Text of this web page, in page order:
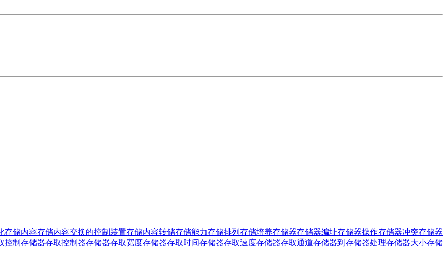
存储内容存储内容交换的控制装置存储内容转储存储能力存储排列 存储培养存储器存储器编址存储器操作存储器冲突存储器
控制 存储器存取控制器存储器存取宽度存储器存取时间存储器存取速度存储器存取通道存储器到存储器处理存储器大小存储